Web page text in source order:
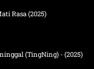
Rasa (2025)
(TingNing) - (2025)